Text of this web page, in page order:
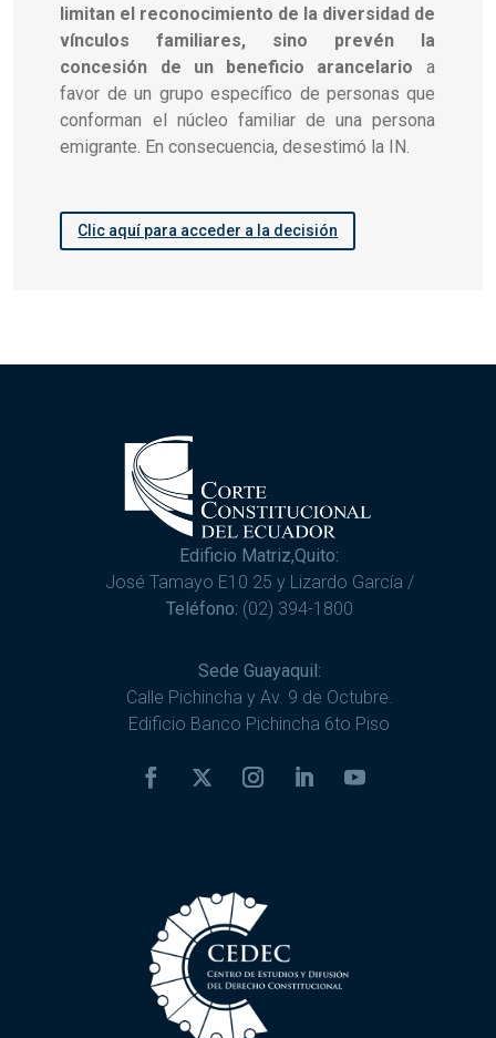
limitan el reconocimiento de la diversidad de
vínculos familiares, sino prevén la
concesión de un beneficio arancelario a
favor de un grupo específico de personas que
conforman el núcleo familiar de una persona
emigrante. En consecuencia, desestimó la IN.
Clic aquí para acceder a la decisión
Edificio Matriz,Quito:
José Tamayo E10 25 y Lizardo García /
Teléfono: (02) 394-1800
Sede Guayaquil:
Calle Pichincha y Av. 9 de Octubre.
Edificio Banco Pichincha 6to Piso